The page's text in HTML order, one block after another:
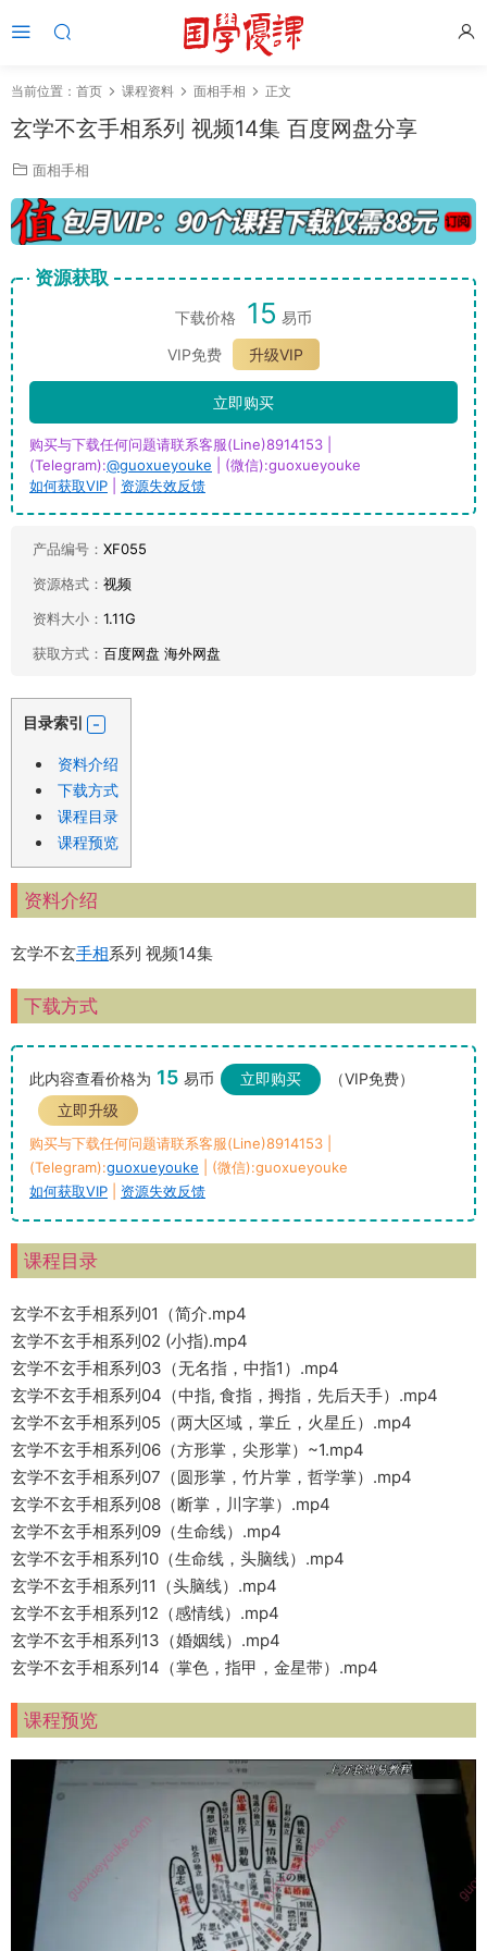
当前位置： 首页 课程资料 面相手相 正文
玄学不玄手相系列 视频14集 百度网盘分享
面相手相
资源获取
下载价格 15 易币
VIP免费
升级VIP
立即购买
购买与下载任何问题请联系客服(Line)8914153 |
(Telegram):@guoxueyouke | (微信):guoxueyouke
如何获取VIP
资源失效反馈
产品编号： XF055
资源格式： 视频
资料大小： 1.11G
获取方式： 百度网盘 海外网盘
目录索引
资料介绍
下载方式
课程目录
课程预览
资料介绍
玄学不玄手相系列 视频14集
下载方式
此内容查看价格为 15 易币 立即购买
（VIP免费）
立即升级
购买与下载任何问题请联系客服(Line)8914153 |
(Telegram):guoxueyouke | (微信):guoxueyouke
如何获取VIP
资源失效反馈
课程目录
玄学不玄手相系列01（简介.mp4
玄学不玄手相系列02 (小指).mp4
玄学不玄手相系列03（无名指，中指1）.mp4
玄学不玄手相系列04（中指, 食指，拇指，先后天手）.mp4
玄学不玄手相系列05（两大区域，掌丘，火星丘）.mp4
玄学不玄手相系列06（方形掌，尖形掌）~1.mp4
玄学不玄手相系列07（圆形掌，竹片掌，哲学掌）.mp4
玄学不玄手相系列08（断掌，川字掌）.mp4
玄学不玄手相系列09（生命线）.mp4
玄学不玄手相系列10（生命线，头脑线）.mp4
玄学不玄手相系列11（头脑线）.mp4
玄学不玄手相系列12（感情线）.mp4
玄学不玄手相系列13（婚姻线）.mp4
玄学不玄手相系列14（掌色，指甲，金星带）.mp4
课程预览